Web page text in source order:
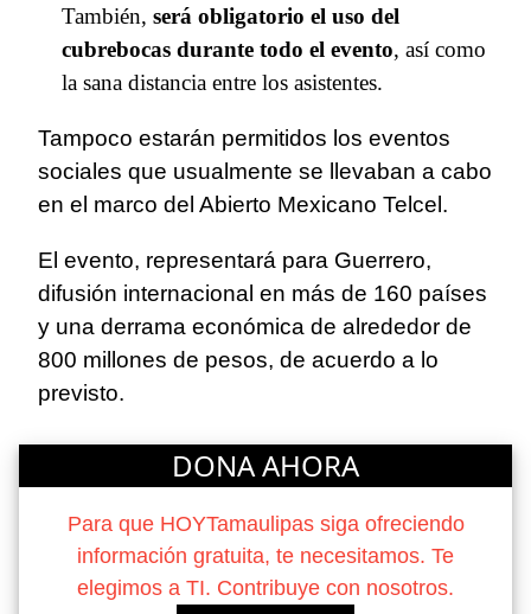
También, será obligatorio el uso del
cubrebocas durante todo el evento, así como
la sana distancia entre los asistentes.
Tampoco estarán permitidos los eventos
sociales que usualmente se llevaban a cabo
en el marco del Abierto Mexicano Telcel.
El evento, representará para Guerrero,
difusión internacional en más de 160 países
y una derrama económica de alrededor de
800 millones de pesos, de acuerdo a lo
previsto.
DONA AHORA
Para que HOYTamaulipas siga ofreciendo
información gratuita, te necesitamos. Te
elegimos a TI. Contribuye con nosotros.